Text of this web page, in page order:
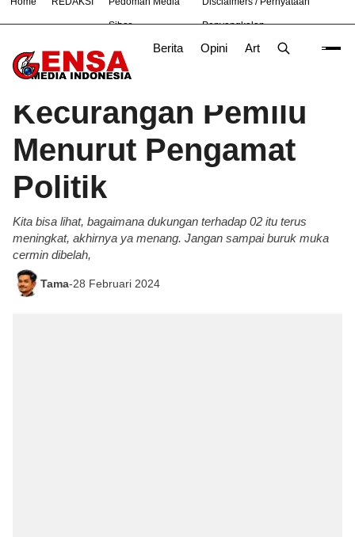
Siber Penyangkalan
Berita Opini Artikel
# Bekasi Hukum Nasional News TNI
Beranda/Opini
Kecurangan Pemilu
Menurut Pengamat
Politik
Kita bisa lihat, bagaimana dukungan terhadap 02 itu terus
meningkat, akhirnya ya menang. Jangan sampai buruk muka
cermin dibelah,
Tama-28 Februari 2024